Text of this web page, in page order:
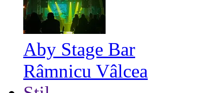
Aby Stage Bar
Râmnicu Vâlcea